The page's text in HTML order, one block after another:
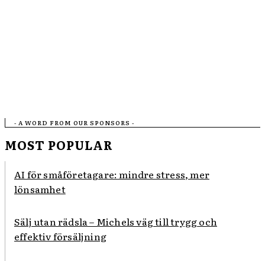
- A WORD FROM OUR SPONSORS -
MOST POPULAR
AI för småföretagare: mindre stress, mer
lönsamhet
Sälj utan rädsla – Michels väg till trygg och
effektiv försäljning